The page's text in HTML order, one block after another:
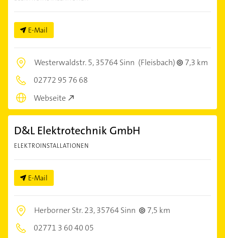
E-Mail
Westerwaldstr. 5,35764 Sinn (Fleisbach)
7,3 km
02772 95 76 68
Webseite
D&L Elektrotechnik GmbH
ELEKTROINSTALLATIONEN
E-Mail
Herborner Str. 23,35764 Sinn
7,5 km
02771 3 60 40 05